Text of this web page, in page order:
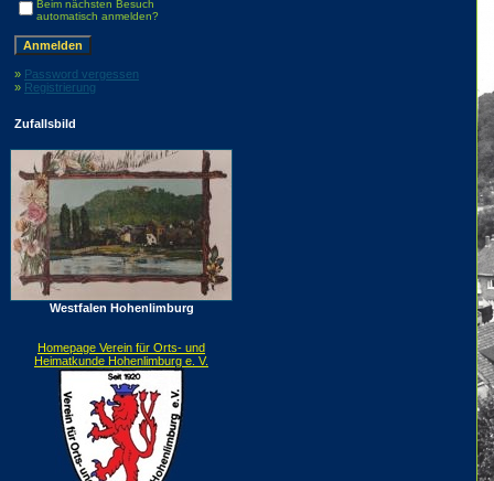
Beim nächsten Besuch
automatisch anmelden?
» Password vergessen
» Registrierung
Zufallsbild
Westfalen Hohenlimburg
Homepage Verein für Orts- und
Heimatkunde Hohenlimburg e. V.